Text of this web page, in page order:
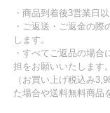
・商品到着後3営業日
・ご返送・ご返金の際
します。
・すべてご返品の場合
担をお願いいたします。
（お買い上げ税込み
た場合や送料無料商品